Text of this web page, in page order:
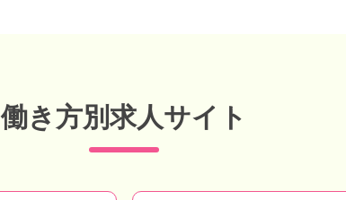
働き方別求人サイト